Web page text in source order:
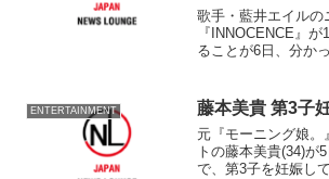
も
歌手・藍井エイルの
『INNOCENCE』
ることが6日、分か
ングル『AURORA』
井。そ...
ENTERTAINMENT 藤本美貴 第3子
元『モーニング娘。
トの藤本美貴(34)が
で、第3子を妊娠し